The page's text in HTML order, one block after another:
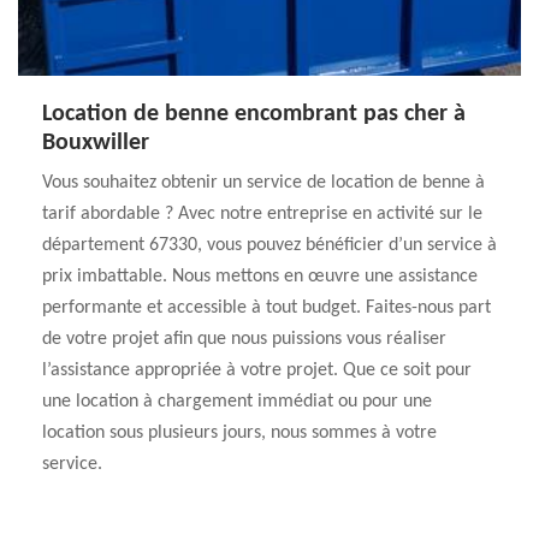
Location de benne encombrant pas cher à
Bouxwiller
Vous souhaitez obtenir un service de location de benne à
tarif abordable ? Avec notre entreprise en activité sur le
département 67330, vous pouvez bénéficier d’un service à
prix imbattable. Nous mettons en œuvre une assistance
performante et accessible à tout budget. Faites-nous part
de votre projet afin que nous puissions vous réaliser
l’assistance appropriée à votre projet. Que ce soit pour
une location à chargement immédiat ou pour une
location sous plusieurs jours, nous sommes à votre
service.